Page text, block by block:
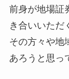
前身が地場証
き合いいただ
その方々や地
あろうと思っ